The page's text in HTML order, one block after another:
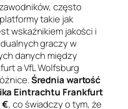
często
takie jak
wskaźnikiem jakości i
graczy w
danych między
a VfL Wolfsburg
Średnia wartość
Eintrachtu Frankfurt
€, co świadczy o tym, że